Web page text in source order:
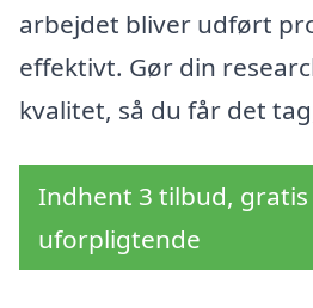
arbejdet bliver udført
effektivt. Gør din
kvalitet, så du får det
Indhent 3 tilbud, gratis
uforpligtende